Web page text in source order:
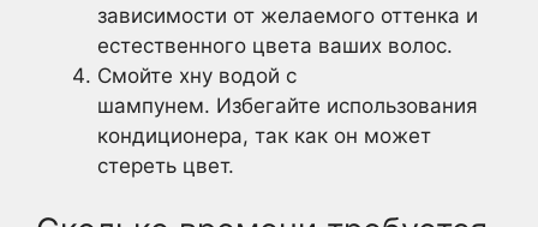
зависимости от желаемого оттенка и
естественного цвета ваших волос.
Смойте хну водой с
шампунем. Избегайте использования
кондиционера, так как он может
стереть цвет.